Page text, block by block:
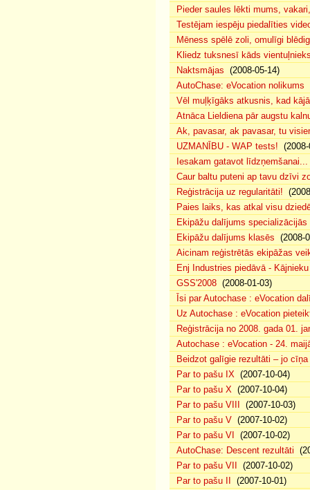
Pieder saules lēkti mums,
Testējam iespēju piedalīties
Mēness spēlē zoli, omulīgi
Kliedz tuksnesī kāds
Naktsmājas (2008-05-14)
AutoChase: eVocation nolikums
Vēl muļķīgāks atkusnis, kad
Atnāca Lieldiena pār augstu
Ak, pavasar, ak pavasar, tu
UZMANĪBU - WAP tests!
Iesakam gatavot līdzņemšanai...
Caur baltu puteni ap tavu dzīvi
Reģistrācija uz regularitāti!
Paies laiks, kas atkal visu
Ekipāžu dalījums specializācijās
Ekipāžu dalījums klasēs (2008-
Aicinam reģistrētās ekipāžas
Enj Industries piedāvā -
GSS'2008 (2008-01-03)
Īsi par Autochase : eVocation
Uz Autochase : eVocation
Reģistrācija no 2008. gada 01.
Autochase : eVocation - 24.
Beidzot galīgie rezultāti – jo
Par to pašu IX (2007-10-04)
Par to pašu X (2007-10-04)
Par to pašu VIII
(2007-10-03)
Par to pašu V (2007-10-02)
Par to pašu VI
(2007-10-02)
AutoChase: Descent rezultāti
Par to pašu VII
(2007-10-02)
Par to pašu II
(2007-10-01)